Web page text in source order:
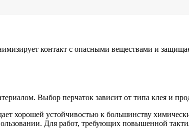
контакт с опасными веществами и
Выбор перчаток зависит от типа клея и
хорошей устойчивостью к большинству
Для работ, требующих повышенной